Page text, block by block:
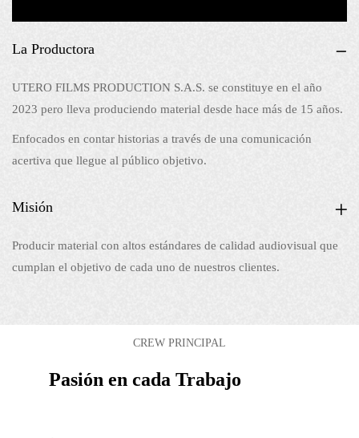
La Productora
UTERO FILMS PRODUCTION S.A.S. se constituye en el año
2023 pero lleva produciendo material desde hace más de 15 años.
Enfocados en contar historias a través de una comunicación
acertiva que llegue al público objetivo.
Misión
Producir material con altos estándares de calidad audiovisual que
cumplan el objetivo de cada uno de nuestros clientes.
CREW PRINCIPAL
Pasión en cada Trabajo